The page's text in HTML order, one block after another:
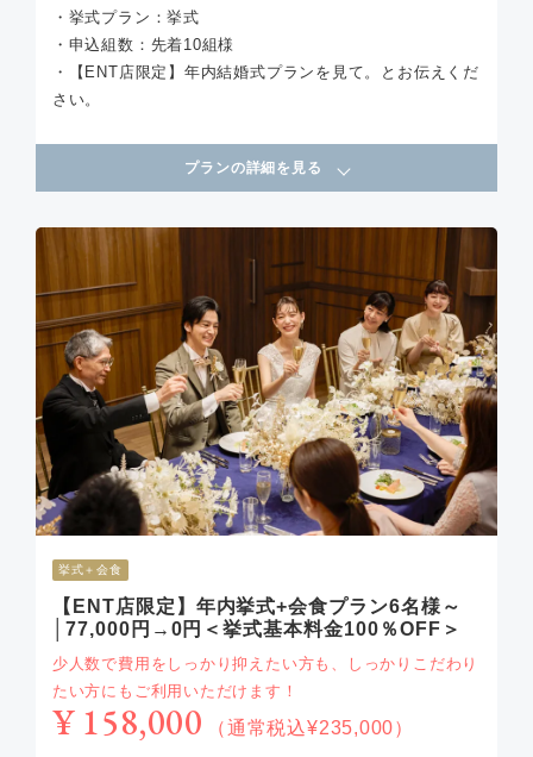
・挙式プラン：挙式
・申込組数：先着10組様
・【ENT店限定】年内結婚式プランを見て。とお伝えくだ
さい。
プランの詳細を見る
挙式＋会食
【ENT店限定】年内挙式+会食プラン6名様～
│77,000円→0円＜挙式基本料金100％OFF＞
少人数で費用をしっかり抑えたい方も、しっかりこだわり
たい方にもご利用いただけます！
¥ 158,000 （通常税込¥235,000）